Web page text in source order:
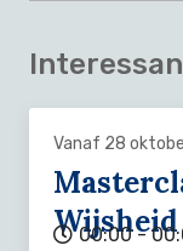
Vanaf 28
Wijsheid
00:00 -